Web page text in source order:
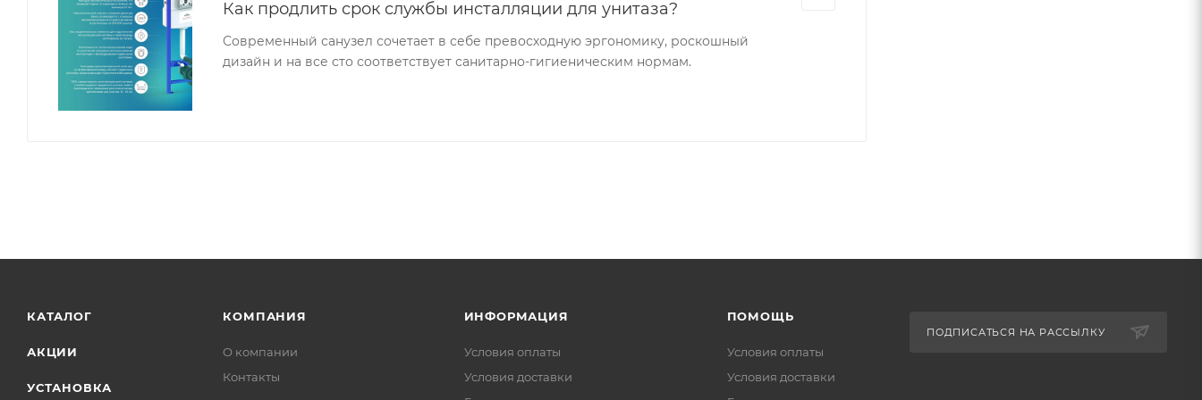
Как продлить срок службы инсталляции для унитаза?
Современный санузел сочетает в себе превосходную эргономику, роскошный
дизайн и на все сто соответствует санитарно-гигиеническим нормам.
КАТАЛОГ
АКЦИИ
УСТАНОВКА
КОМПАНИЯ
О компании
Контакты
ИНФОРМАЦИЯ
Условия оплаты
Условия доставки
ПОМОЩЬ
Условия оплаты
Условия доставки
ПОДПИСАТЬСЯ НА РАССЫЛКУ